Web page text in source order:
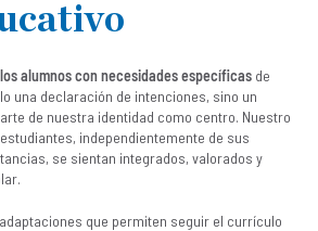
alumnos con necesidades específicas de
una declaración de intenciones, sino un
de nuestra identidad como centro. Nuestro
independientemente de sus
se sientan integrados, valorados y
que permiten seguir el currículo